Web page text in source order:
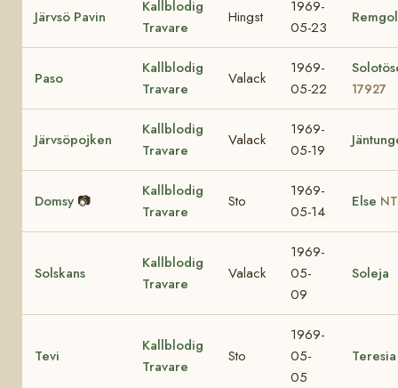
Järvsö Pavin
Kallblodig
Travare
Hingst
1969-
05-23
Paso
Kallblodig
Travare
Valack
1969-
05-22
17927
Järvsöpojken
Kallblodig
Travare
Valack
1969-
05-19
Domsy 📷
Kallblodig
Travare
Sto
1969-
05-14
Else
Solskans
Kallblodig
Travare
Valack
1969-
05-
09
Soleja
Tevi
Kallblodig
Travare
Sto
1969-
05-
05
Teresia